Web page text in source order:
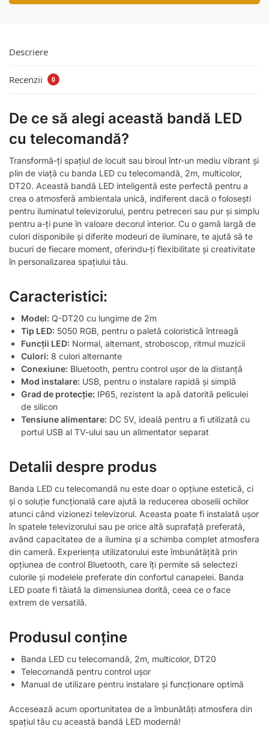
Descriere
Recenzii 0
De ce să alegi această bandă LED
cu telecomandă?
Transformă-ți spațiul de locuit sau biroul într-un mediu vibrant și
plin de viață cu banda LED cu telecomandă, 2m, multicolor,
DT20. Această bandă LED inteligentă este perfectă pentru a
crea o atmosferă ambientala unică, indiferent dacă o folosești
pentru iluminatul televizorului, pentru petreceri sau pur și simplu
pentru a-ți pune în valoare decorul interior. Cu o gamă largă de
culori disponibile și diferite modeuri de iluminare, te ajută să te
bucuri de fiecare moment, oferindu-ți flexibilitate și creativitate
în personalizarea spațiului tău.
Caracteristici:
Model: Q-DT20 cu lungime de 2m
Tip LED: 5050 RGB, pentru o paletă coloristică întreagă
Funcții LED: Normal, alternant, stroboscop, ritmul muzicii
Culori: 8 culori alternante
Conexiune: Bluetooth, pentru control ușor de la distanță
Mod instalare: USB, pentru o instalare rapidă și simplă
Grad de protecție: IP65, rezistent la apă datorită peliculei
de silicon
Tensiune alimentare: DC 5V, ideală pentru a fi utilizată cu
portul USB al TV-ului sau un alimentator separat
Detalii despre produs
Banda LED cu telecomandă nu este doar o opțiune estetică, ci
și o soluție funcțională care ajută la reducerea oboselii ochilor
atunci când vizionezi televizorul. Aceasta poate fi instalată ușor
în spatele televizorului sau pe orice altă suprafață preferată,
având capacitatea de a ilumina și a schimba complet atmosfera
din cameră. Experiența utilizatorului este îmbunătățită prin
opțiunea de control Bluetooth, care îți permite să selectezi
culorile și modelele preferate din confortul canapelei. Banda
LED poate fi tăiată la dimensiunea dorită, ceea ce o face
extrem de versatilă.
Produsul conține
Banda LED cu telecomandă, 2m, multicolor, DT20
Telecomandă pentru control ușor
Manual de utilizare pentru instalare și funcționare optimă
Accesează acum oportunitatea de a îmbunătăți atmosfera din
spațiul tău cu această bandă LED modernă!